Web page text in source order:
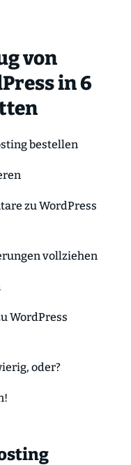
von
in 6
bestellen
zu WordPress
vollziehen
WordPress
oder?